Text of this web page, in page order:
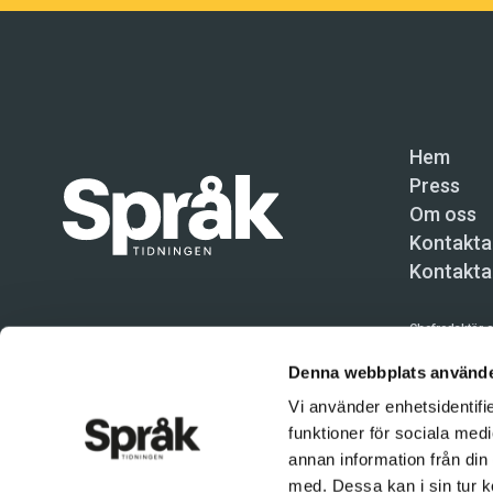
Denna webbplats
Vi använder
funktioner för sociala
annan information från
med. Dessa kan i sin tur
Hem
Press
Om oss
Chefredaktör
Kundtjänst
Användning
tillåten.